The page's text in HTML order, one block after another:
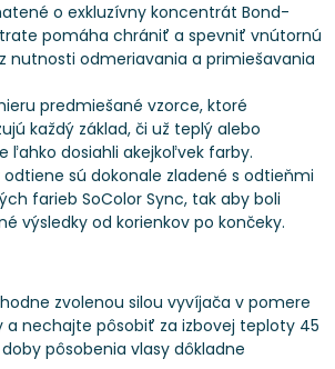
o exkluzívny koncentrát Bond-
pomáha chrániť a spevniť vnútornú
nutnosti odmeriavania a primiešavania
predmiešané vzorce, ktoré
každý základ, či už teplý alebo
ľahko dosiahli akejkoľvek farby.
sú dokonale zladené s odtieňmi
farieb SoColor Sync, tak aby boli
výsledky od korienkov po končeky.
zvolenou silou vyvíjača v pomere
a nechajte pôsobiť za izbovej teploty 45
pôsobenia vlasy dôkladne